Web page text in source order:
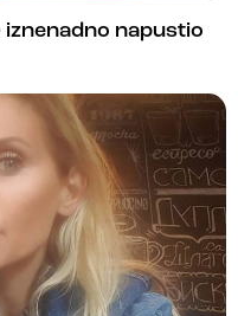
napustio